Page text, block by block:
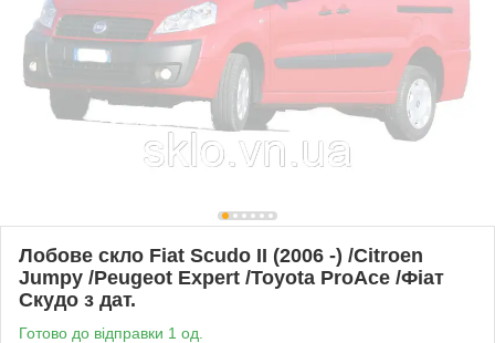
Лобове скло Fiat Scudo II (2006 -) /Citroen
Jumpy /Peugeot Expert /Toyota ProAce /Фіат
Скудо з дат.
Готово до відправки 1 од.